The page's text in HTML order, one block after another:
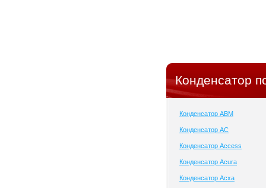
Конденсатор
Конденсатор ABM
Конденсатор AC
Конденсатор Access
Конденсатор Acura
Конденсатор Acxa